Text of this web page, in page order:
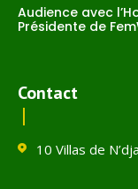
Audience avec
Présidente de
Contact
10 Villas de